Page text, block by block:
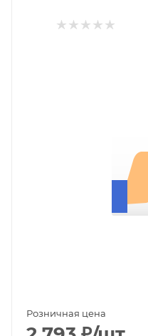
Розничная цена